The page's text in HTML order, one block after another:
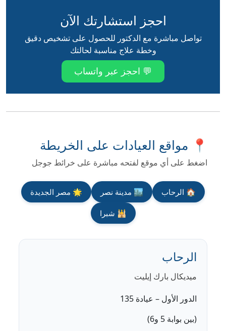
احجز استشارتك الآن
تواصل مباشرة مع الدكتور للحصول على تشخيص دقيق
وخطة علاج مناسبة لحالتك
💬 احجز عبر واتساب
📍 مواقع العيادات على الخريطة
اضغط على أي موقع لفتحه مباشرة على خرائط جوجل
🏠 الرحاب 🏙️ مدينة نصر 🌟 مصر الجديدة
🕌 شبرا
الرحاب
ميديكال بارك إيليت
الدور الأول – عيادة 135
(بين بوابة 5 و6)